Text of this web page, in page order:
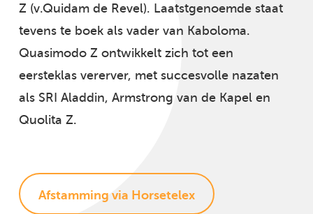
Afstamming via Horsetelex
Z (v.Quidam de Revel). Laatstgenoemde staat
tevens te boek als vader van Kaboloma.
Quasimodo Z ontwikkelt zich tot een
eersteklas vererver, met succesvolle nazaten
als SRI Aladdin, Armstrong van de Kapel en
Quolita Z.